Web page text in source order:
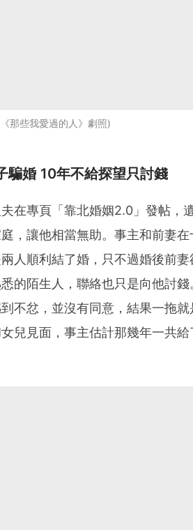
那些我愛過的人》劇照
騙婚 10年不給探望只討錢
在專頁「靠北婚姻2.0」發帖，
，讓他相當無助。事主和前妻
人順利結了婚，只不過婚後前
的陌生人，聯絡也只是向他討
不忿，並沒有同意，結果一拖
兒見面，事主估計那幾年一共